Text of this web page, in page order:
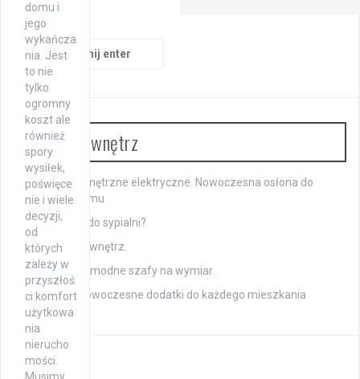
domu i
jego
wykańcza
nia. Jest
to nie
tylko
ogromny
koszt ale
również
spory
wysiłek,
poświęce
nie i wiele
decyzji,
od
których
zależy w
przyszłoś
ci komfort
użytkowa
nia
nierucho
mości.
Szukaj:
Aranżacja wnętrz
Żaluzje zewnętrzne elektryczne. Nowoczesna osłona do
Twojego domu
Jakie łóżko do sypialni?
Urządzanie wnętrz.
Oryginalne i modne szafy na wymiar.
Ciekawe i nowoczesne dodatki do każdego mieszkania